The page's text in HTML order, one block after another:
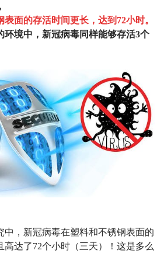
表面的存活时间更长，达到 72小时。
环境中，新冠病毒同样能够存活3个
中，新冠病毒在塑料和不锈钢表面的
高达了72个小时（三天）！这是多么